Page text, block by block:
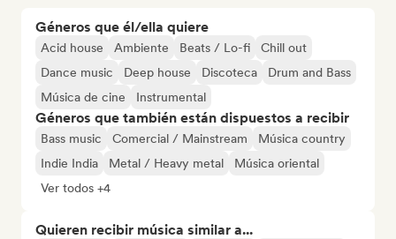
Géneros que él/ella quiere
Acid house Ambiente Beats / Lo-fi
Chill out
Dance music
Deep house Discoteca
Drum and Bass
Música de cine
Instrumental
Géneros que también están dispuestos a recibir
Bass music Comercial / Mainstream
Música country
Indie India
Metal / Heavy metal
Música oriental
Ver todos +4
Quieren recibir música similar a...